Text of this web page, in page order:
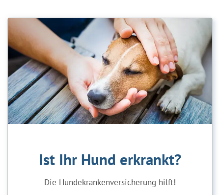
Ist Ihr Hund erkrankt?
Die Hundekrankenversicherung hilft!